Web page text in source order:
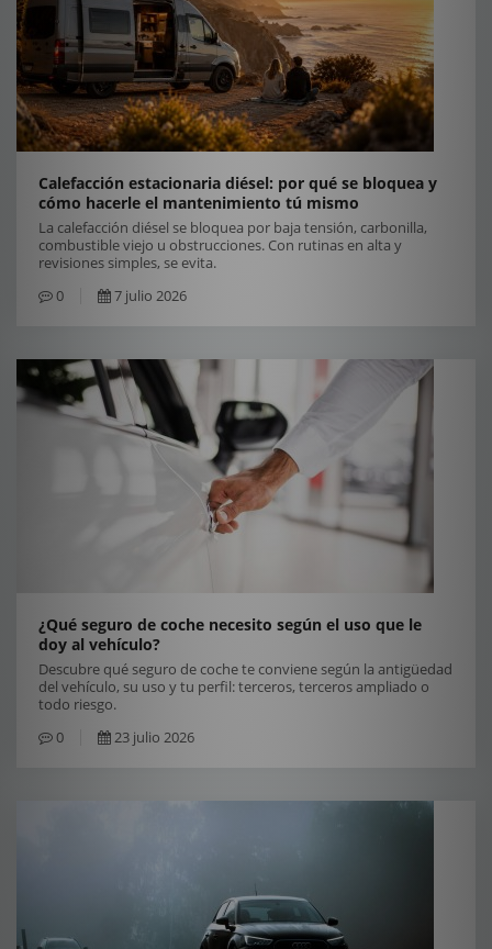
Calefacción estacionaria diésel: por qué se bloquea y
cómo hacerle el mantenimiento tú mismo
La calefacción diésel se bloquea por baja tensión, carbonilla,
combustible viejo u obstrucciones. Con rutinas en alta y
revisiones simples, se evita.
0
7 julio 2026
¿Qué seguro de coche necesito según el uso que le
doy al vehículo?
Descubre qué seguro de coche te conviene según la antigüedad
del vehículo, su uso y tu perfil: terceros, terceros ampliado o
todo riesgo.
0
23 julio 2026